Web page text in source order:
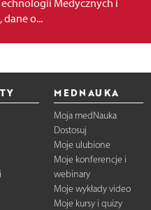
Medycznych i
o...
MEDNAUKA
Moja medNauka
Dostosuj
Moje ulubione
Moje konferencje i
webinary
Moje wykłady video
Moje kursy i quizy